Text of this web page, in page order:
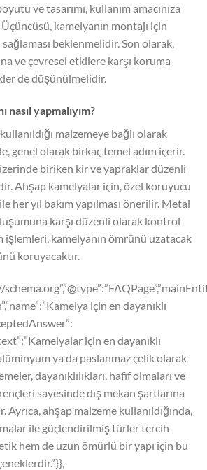
ve tasarımı, kullanım amacınıza
kamelyanın montajı için
beklenmelidir. Son olarak,
ve çevresel etkilere karşı koruma
de düşünülmelidir.
nasıl yapmalıyım?
malzemeye bağlı olarak
genel olarak birkaç temel adım içerir.
biriken kir ve yapraklar düzenli
Ahşap kamelyalar için, özel koruyucu
her yıl bakım yapılması önerilir. Metal
karşı düzenli olarak kontrol
işlemleri, kamelyanın ömrünü uzatacak
koruyacaktır.
için en dayanıklı
için en dayanıklı
ya da paslanmaz çelik olarak
dayanıklılıkları, hafif olmaları ve
sayesinde dış mekan şartlarına
ahşap malzeme kullanıldığında,
ile güçlendirilmiş türler tercih
hem de uzun ömürlü bir yapı için bu